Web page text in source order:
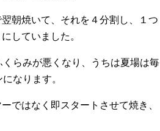
朝焼いて、それを４分割し、１つ
していました。
らみが悪くなり、うちは夏場は毎
なります。
ではなく即スタートさせて焼き、